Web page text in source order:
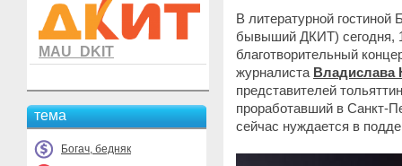
MAU_DKIT
тема
Богач, бедняк
В литературной гостиной
бывыший ДКИТ) сегодня,
благотворительный
журналиста Владислава
представителей
проработавший в Санкт-
сейчас нуждается в